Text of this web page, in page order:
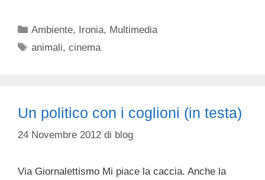
Categorie
Ambiente, Ironia, Multimedia
Tag
animali,cinema
Un politico con i coglioni (in testa)
24 Novembre 2012 di blog
Via Giornalettismo Mi piace la caccia. Anche la